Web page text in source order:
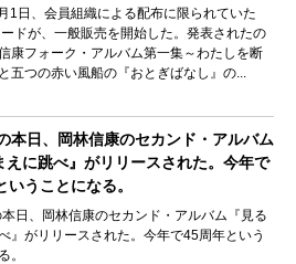
1日、会員組織による配布に限られていた
ドが、一般販売を開始した。発表されたの
康フォーク・アルバム第一集～わたしを断
五つの赤い風船の『おとぎばなし』の...
本日、岡林信康のセカンド・アルバム
えに跳べ』がリリースされた。今年で
いうことになる。
日、岡林信康のセカンド・アルバム『見る
』がリリースされた。今年で45周年という
。